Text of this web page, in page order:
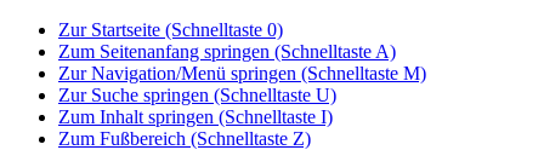
Zur Startseite (Schnelltaste 0)
Zum Seitenanfang springen (Schnelltaste A)
Zur Navigation/Menü springen (Schnelltaste M)
Zur Suche springen (Schnelltaste U)
Zum Inhalt springen (Schnelltaste I)
Zum Fußbereich (Schnelltaste Z)